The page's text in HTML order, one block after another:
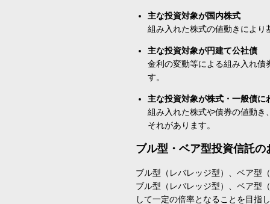
主な投資対象が国内株式
組み入れた株式の値動きによ
主な投資対象が円建て公社債
金利の変動等による組み入れ
す。
主な投資対象が株式・一般債
組み入れた株式や債券の値動
それがあります。
ブル型・ベア型投資信託
ブル型（レバレッジ型）、ベア型
ブル型（レバレッジ型）、ベア型
して一定の倍率となることを目指